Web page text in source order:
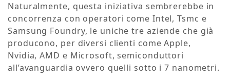
Naturalmente, questa iniziativa sembrerebbe in
concorrenza con operatori come Intel, Tsmc e
Samsung Foundry, le uniche tre aziende che già
producono, per diversi clienti come Apple,
Nvidia, AMD e Microsoft, semiconduttori
all’avanguardia ovvero quelli sotto i 7 nanometri.